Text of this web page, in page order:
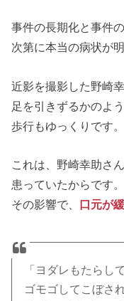
事件の長期化と事件
次第に本当の病状が
近影を撮影した野崎
足を引きずるかのよ
歩行もゆっくりです。
これは、野崎幸助さ
患っていたからです。
その影響で、 口元が
「ヨダレもたらし
ゴモゴしてこぼさ